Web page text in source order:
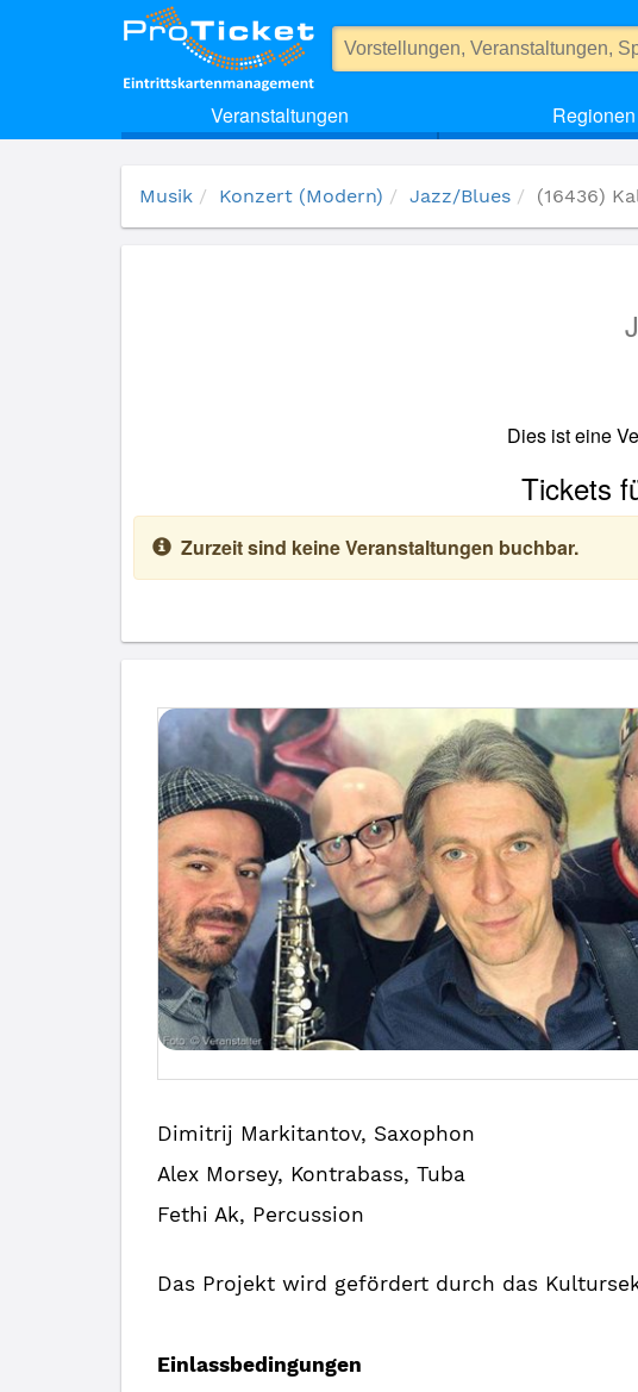
Veranstaltungen Regionen
(16436) Kaleidoskop
Musik Konzert (Modern) Jazz/Blues (16436)
Dies ist eine
Tickets
Zurzeit sind keine Veranstaltungen buchbar.
Dimitrij Markitantov, Saxophon
Alex Morsey, Kontrabass, Tuba
Fethi Ak, Percussion
Das Projekt wird gefördert durch das
Einlassbedingungen